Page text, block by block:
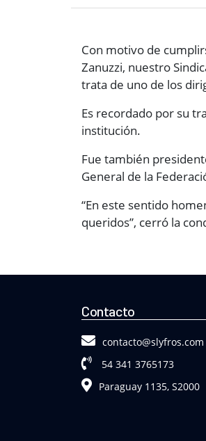
Con motivo de
Zanuzzi, nuestro
trata de uno de los
Es recordado por su
institución.
Fue también
General de la
“En este sentido
queridos”, cerró la
Contacto
contacto@slyfros.com
54 341 3765173
Paraguay 1135, S2000